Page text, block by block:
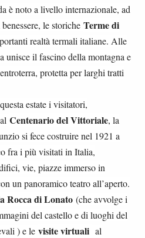
è noto a livello internazionale, ad
le storiche Terme di
realtà termali italiane. Alle
unisce il fascino della montagna e
protetta per larghi tratti
estate i visitatori,
Centenario del Vittoriale, la
si fece costruire nel 1921 a
fra i più visitati in Italia,
vie, piazze immerso in
un panoramico teatro all’aperto.
Rocca di Lonato (che avvolge i
del castello e di luoghi del
) e le visite virtuali al